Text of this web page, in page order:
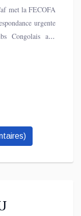
de l’Economie
un niveau
fournis par les
met la FECOFA
urgente
Congolais aux
Ligue.